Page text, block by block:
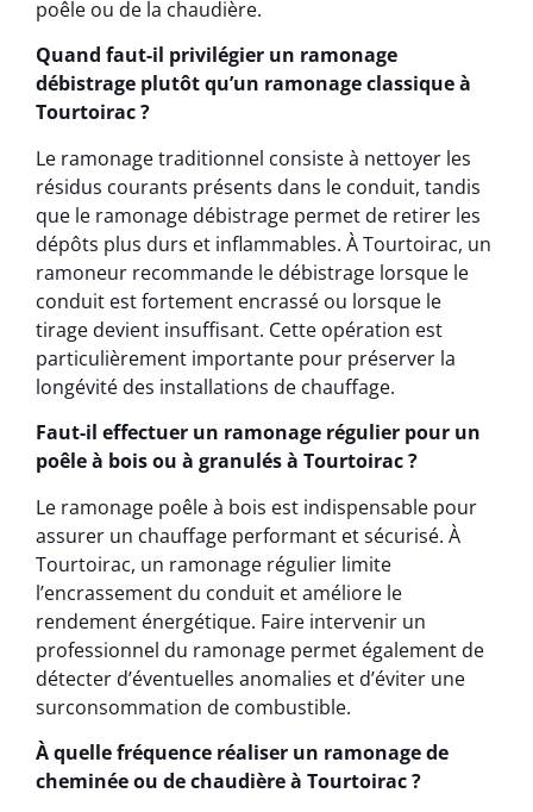
poêle ou de la chaudière.
Quand faut-il privilégier un ramonage
débistrage plutôt qu’un ramonage classique à
Tourtoirac ?
Le ramonage traditionnel consiste à nettoyer les
résidus courants présents dans le conduit, tandis
que le ramonage débistrage permet de retirer les
dépôts plus durs et inflammables. À Tourtoirac, un
ramoneur recommande le débistrage lorsque le
conduit est fortement encrassé ou lorsque le
tirage devient insuffisant. Cette opération est
particulièrement importante pour préserver la
longévité des installations de chauffage.
Faut-il effectuer un ramonage régulier pour un
poêle à bois ou à granulés à Tourtoirac ?
Le ramonage poêle à bois est indispensable pour
assurer un chauffage performant et sécurisé. À
Tourtoirac, un ramonage régulier limite
l’encrassement du conduit et améliore le
rendement énergétique. Faire intervenir un
professionnel du ramonage permet également de
détecter d’éventuelles anomalies et d’éviter une
surconsommation de combustible.
À quelle fréquence réaliser un ramonage de
cheminée ou de chaudière à Tourtoirac ?